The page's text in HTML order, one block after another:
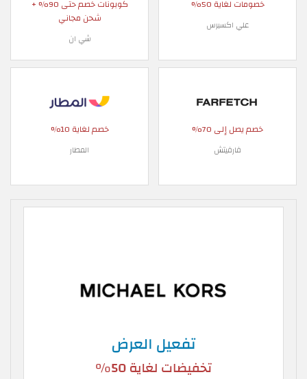
خصومات لغاية 50%
علي اكسبرس
كوبونات خصم حتى 90% +
شحن مجاني
شي ان
خصم يصل إلى 70%
فارفيتش
خصم لغاية 10%
المطار